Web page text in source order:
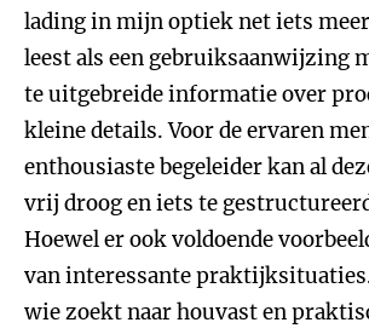
lading in mijn optiek net iets
leest als een gebruiksaanwijzing
te uitgebreide informatie over
kleine details. Voor de ervaren
enthousiaste begeleider kan al
vrij droog en iets te
Hoewel er ook voldoende
van interessante
wie zoekt naar houvast en